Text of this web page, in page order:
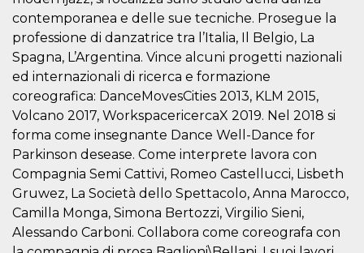
contemporanea e delle sue tecniche. Prosegue la
professione di danzatrice tra l’Italia, Il Belgio, La
Spagna, L’Argentina. Vince alcuni progetti nazionali
ed internazionali di ricerca e formazione
coreografica: DanceMovesCities 2013, KLM 2015,
Volcano 2017, WorkspacericercaX 2019. Nel 2018 si
forma come insegnante Dance Well-Dance for
Parkinson desease. Come interprete lavora con
Compagnia Semi Cattivi, Romeo Castellucci, Lisbeth
Gruwez, La Società dello Spettacolo, Anna Marocco,
Camilla Monga, Simona Bertozzi, Virgilio Sieni,
Alessando Carboni. Collabora come coreografa con
modo in cui
viene utilizzato
può essere
specifico per il
sito, ma un
stato di accesso
per un utente
tra le pagine.
m
Stripe
m.stripe.com
1 anno 1
mese
Questo cookie
generalmente
utilizzato per le
prestazioni e
l'ottimizzazione
elaborazione
dei pagamenti,
facilitando la
memorizzazione